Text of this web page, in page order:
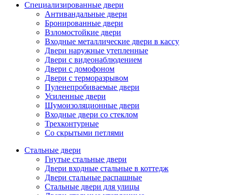
Специализированные двери
Антивандальные двери
Бронированные двери
Взломостойкие двери
Входные металлические двери в кассу
Двери наружные утепленные
Двери с видеонаблюдением
Двери с домофоном
Двери с терморазрывом
Пуленепробиваемые двери
Усиленные двери
Шумоизоляционные двери
Входные двери со стеклом
Трехконтурные
Со скрытыми петлями
Стальные двери
Гнутые стальные двери
Двери входные стальные в коттедж
Двери стальные распашные
Стальные двери для улицы